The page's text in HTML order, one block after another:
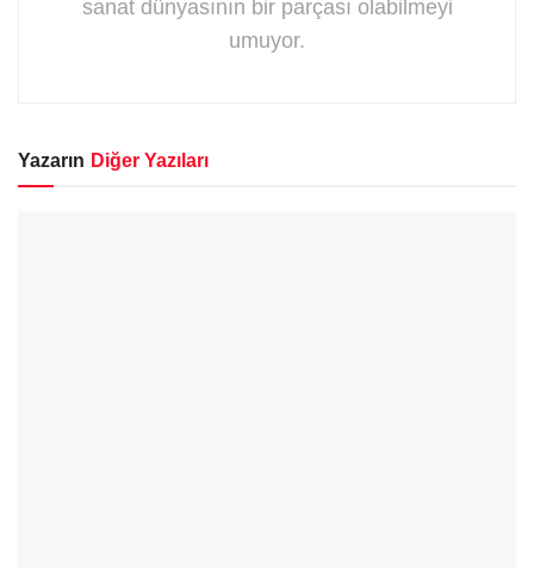
sanat dünyasının bir parçası olabilmeyi
umuyor.
Yazarın Diğer Yazıları